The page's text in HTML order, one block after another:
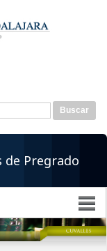
de
de Pregrado